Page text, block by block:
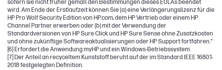
sofern sie nicht früher gemäß den Bestimmungen dieses EULAs beendet
wird. Am Ende der Erstlaufzeit können Sie (a) eine Verlängerungslizenz für die
HP Pro Wolf Security Edition von HP.com, dem HP Vertrieb oder einem HP
Channel Partner erwerben oder (b) mit der Verwendung der
Standardversionen von HP Sure Click und HP Sure Sense ohne Zusatzkosten
und ohne zukünftige Softwareaktualisierungen oder HP Support fortfahren.“
[6] Erfordert die Anwendung myHP und ein Windows-Betriebssystem.
[7] Der Anteil an recyceltem Kunststoff beruht auf der im Standard IEEE 1680.1-
2018 festgelegten Definition.